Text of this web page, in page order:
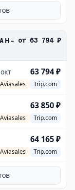
от 63 794 ₽
63 794 ₽
Aviasales Trip.com
63 850 ₽
Aviasales Trip.com
64 165 ₽
Aviasales Trip.com